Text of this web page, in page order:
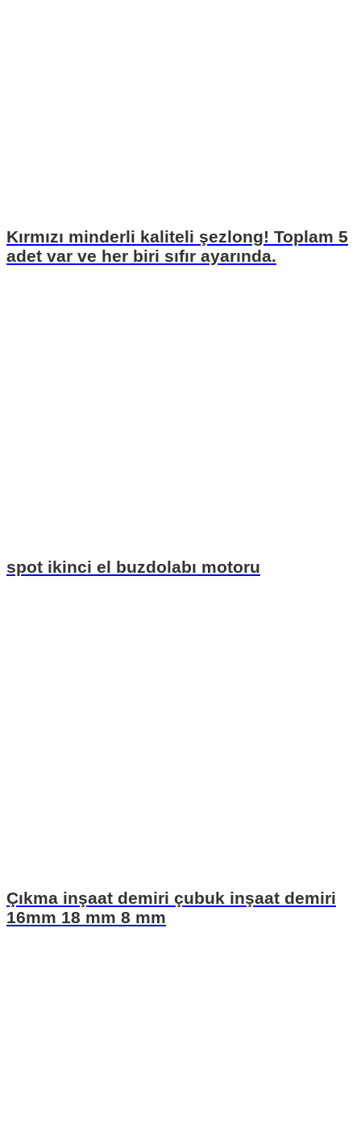
Kırmızı minderli kaliteli şezlong! Toplam 5
adet var ve her biri sıfır ayarında.
spot ikinci el buzdolabı motoru
Çıkma inşaat demiri çubuk inşaat demiri
16mm 18 mm 8 mm